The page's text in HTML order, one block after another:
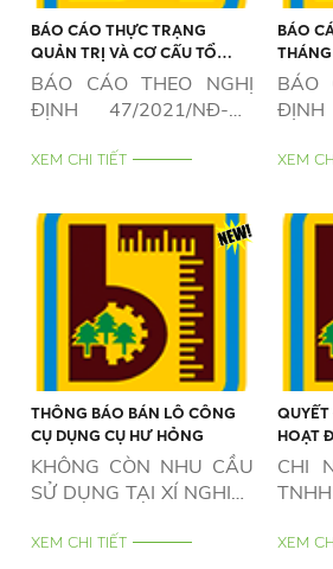
BÁO CÁO THỰC TRẠNG
QUẢN TRỊ VÀ CƠ CẤU TỔ
CHỨC CỦA DOANH NGHIỆP 6
BÁO CÁO THEO NGHỊ
ĐỊNH 47/2021/NĐ-CP
XEM CHI TIẾT
BÁO
BÁO
ĐỊNH
XEM
THÔNG BÁO BÁN LÔ CÔNG
CỤ DỤNG CỤ HƯ HỎNG
KHÔNG CÒN NHU CẦU
SỬ DỤNG TẠI XÍ NGHIỆP
THIẾT
XEM CHI TIẾT
HOẠT
CHI
TNHH
XEM